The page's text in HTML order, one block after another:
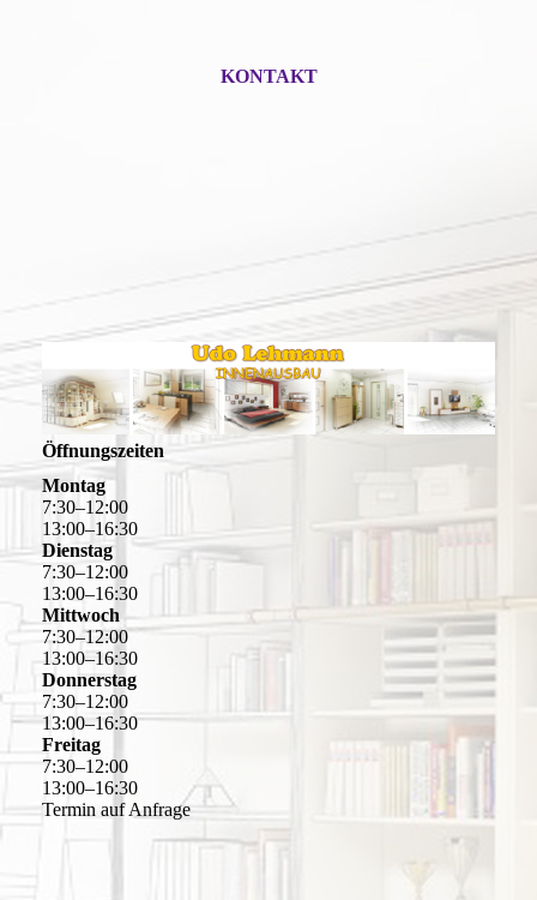
KONTAKT
Öffnungszeiten
Montag
7:30–12:00
13:00–16:30
Dienstag
7:30–12:00
13:00–16:30
Mittwoch
7:30–12:00
13:00–16:30
Donnerstag
7:30–12:00
13:00–16:30
Freitag
7:30–12:00
13:00–16:30
Termin auf Anfrage